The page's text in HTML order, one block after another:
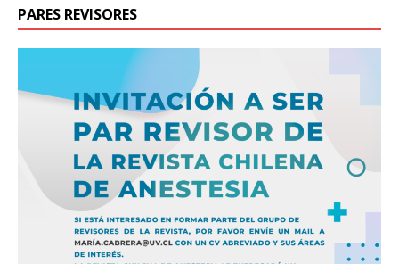
PARES REVISORES